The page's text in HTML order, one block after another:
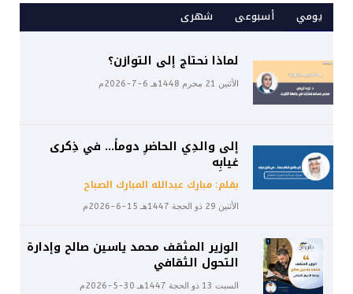
يومي أسبوعى شهرى
لماذا نحتاج إلى التوازن؟
الأثنين 21 محرم 1448هـ 6-7-2026م
إلى والدِي الحاضرِ دوماً… في ذِكرى
غيابِه
بقلم: مبارك عبدالله المبارك الصباح
الأثنين 29 ذو الحجة 1447هـ 15-6-2026م
الوزير المثقف محمد ياسين صالح وإدارة
التحول الثقافي
السبت 13 ذو الحجة 1447هـ 30-5-2026م